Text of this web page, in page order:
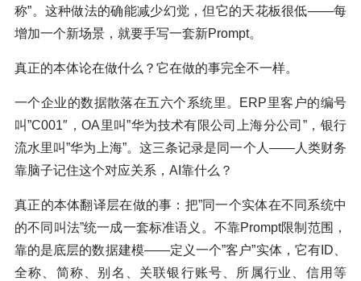
称”。这种做法的确能减少幻觉，但它的天花板很低——每
增加一个新场景，就要手写一套新Prompt。
真正的本体论在做什么？它在做的事完全不一样。
一个企业的数据散落在五六个系统里。ERP里客户的编号
叫”C001″，OA里叫”华为技术有限公司上海分公司”，银行
流水里叫”华为上海”。这三条记录是同一个人——人类财务
靠脑子记住这个对应关系，AI靠什么？
真正的本体翻译层在做的事：把”同一个实体在不同系统中
的不同叫法”统一成一套标准语义。不靠Prompt限制范围，
靠的是底层的数据建模——定义一个”客户”实体，它有ID、
全称、简称、别名、关联银行账号、所属行业、信用等